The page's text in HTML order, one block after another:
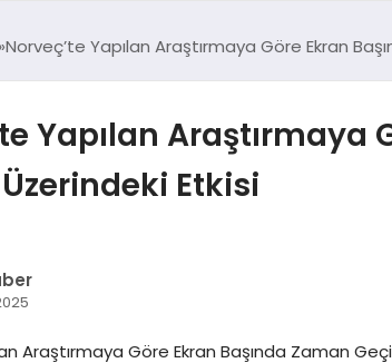
Norveç’te Yapılan Araştırmaya Göre Ekran
Yapılan
Etkisi